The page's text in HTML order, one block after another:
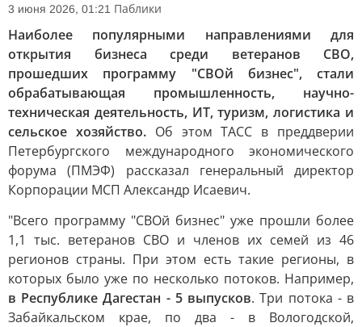
3 июня 2026, 01:21 Паблики
Наиболее популярными направлениями для
открытия бизнеса среди ветеранов СВО,
прошедших программу "СВОй бизнес", стали
обрабатывающая промышленность, научно-
техническая деятельность, ИТ, туризм, логистика и
сельское хозяйство. Об этом ТАСС в преддверии
Петербургского международного экономического
форума (ПМЭФ) рассказал генеральный директор
Корпорации МСП Александр Исаевич.
"Всего программу "СВОй бизнес" уже прошли более
1,1 тыс. ветеранов СВО и членов их семей из 46
регионов страны. При этом есть такие регионы, в
которых было уже по несколько потоков. Например,
в Республике Дагестан - 5 выпусков. Три потока - в
Забайкальском крае, по два - в Вологодской,